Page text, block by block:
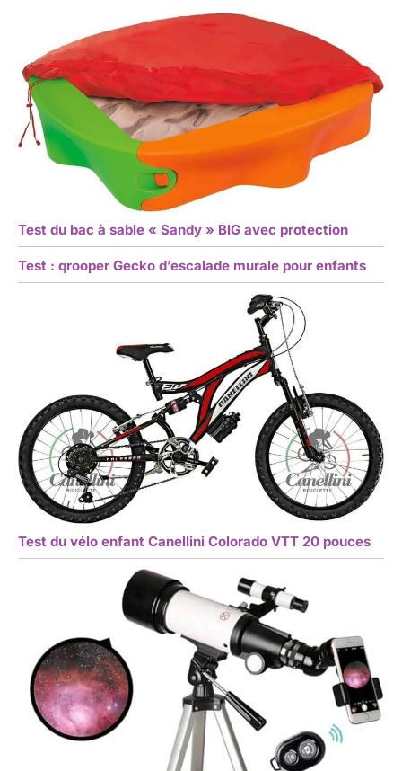
Test du bac à sable « Sandy » BIG avec protection
Test : qrooper Gecko d’escalade murale pour enfants
Test du vélo enfant Canellini Colorado VTT 20 pouces